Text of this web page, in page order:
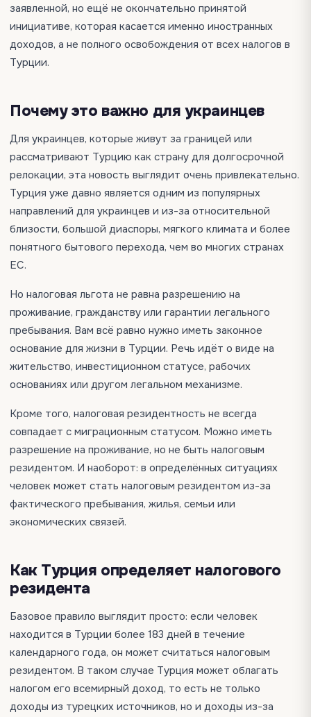
заявленной, но ещё не окончательно принятой
инициативе, которая касается именно иностранных
доходов, а не полного освобождения от всех налогов в
Турции.
Почему это важно для украинцев
Для украинцев, которые живут за границей или
рассматривают Турцию как страну для долгосрочной
релокации, эта новость выглядит очень привлекательно.
Турция уже давно является одним из популярных
направлений для украинцев и из-за относительной
близости, большой диаспоры, мягкого климата и более
понятного бытового перехода, чем во многих странах
ЕС.
Но налоговая льгота не равна разрешению на
проживание, гражданству или гарантии легального
пребывания. Вам всё равно нужно иметь законное
основание для жизни в Турции. Речь идёт о виде на
жительство, инвестиционном статусе, рабочих
основаниях или другом легальном механизме.
Кроме того, налоговая резидентность не всегда
совпадает с миграционным статусом. Можно иметь
разрешение на проживание, но не быть налоговым
резидентом. И наоборот: в определённых ситуациях
человек может стать налоговым резидентом из-за
фактического пребывания, жилья, семьи или
экономических связей.
Как Турция определяет налогового
резидента
Базовое правило выглядит просто: если человек
находится в Турции более 183 дней в течение
календарного года, он может считаться налоговым
резидентом. В таком случае Турция может облагать
налогом его всемирный доход, то есть не только
доходы из турецких источников, но и доходы из-за